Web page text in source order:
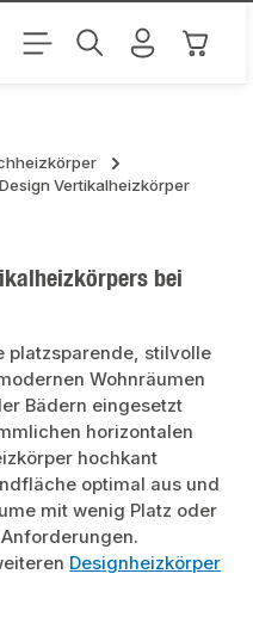
Design Vertikalheizkörper
bei
platzsparende, stilvolle
Wohnräumen
Bädern eingesetzt
horizontalen
hochkant
optimal aus und
mit wenig Platz oder
Designheizkörper